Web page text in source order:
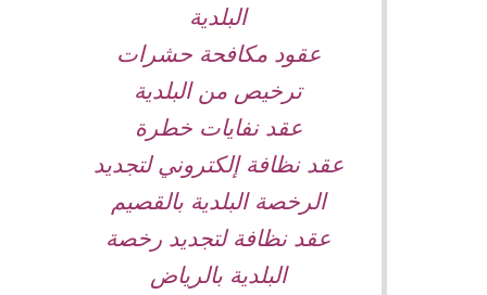
البلدية
عقود مكافحة حشرات
ترخيص من البلدية
عقد نفايات خطرة
عقد نظافة إلكتروني لتجديد
الرخصة البلدية بالقصيم
عقد نظافة لتجديد رخصة
البلدية بالرياض